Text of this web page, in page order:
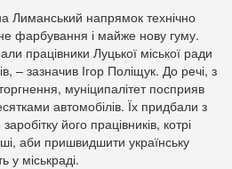
Лиманський напрямок технічно
фарбування і майже нову гуму.
працівники Луцької міської ради
– зазначив Ігор Поліщук. До речі, з
муніципалітет посприяв
автомобілів. Їх придбали з
його працівників, котрі
аби пришвидшити українську
у міськраді.